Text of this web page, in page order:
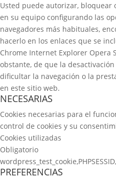
Usted puede autorizar, bloquear
en su equipo configurando las
navegadores más habituales,
hacerlo en los enlaces que se
Chrome Internet Explorer Opera
obstante, de que la
dificultar la navegación o la
en este sitio web.
NECESARIAS
Cookies necesarias para el
control de cookies y su
Cookies utilizadas
Obligatorio
PREFERENCIAS